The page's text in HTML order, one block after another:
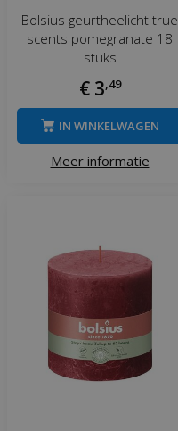
Bolsius geurtheelicht true
scents pomegranate 18
stuks
€ 3 49
Meer informatie
IN WINKELWAGEN